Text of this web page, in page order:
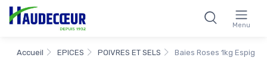
Menu
Accueil EPICES POIVRES ET SELS Baies Roses 1kg Espig